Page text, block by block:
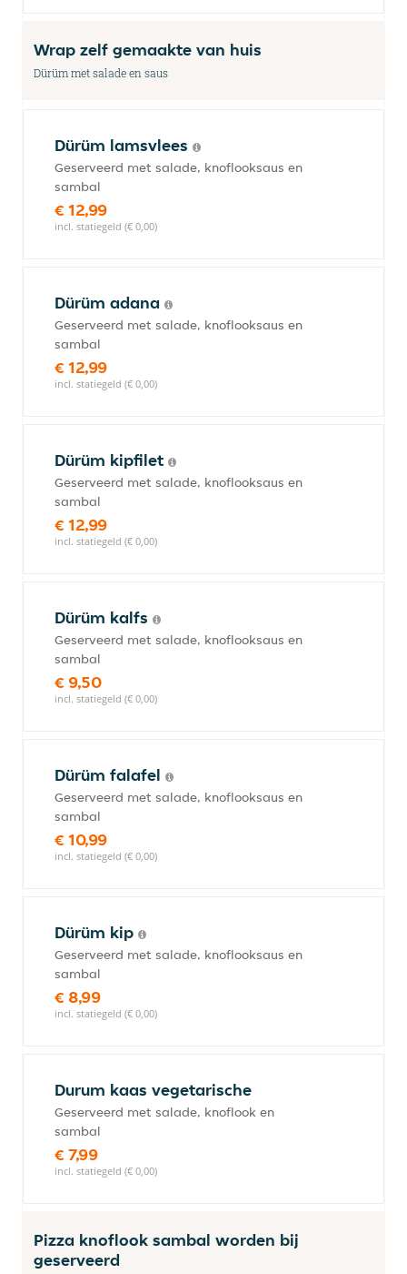
Wrap zelf gemaakte van huis
Dürüm met salade en saus
Dürüm lamsvlees
Geserveerd met salade, knoflooksaus en
sambal
€ 12,99
incl. statiegeld (€ 0,00)
Dürüm adana
Geserveerd met salade, knoflooksaus en
sambal
€ 12,99
incl. statiegeld (€ 0,00)
Dürüm kipfilet
Geserveerd met salade, knoflooksaus en
sambal
€ 12,99
incl. statiegeld (€ 0,00)
Dürüm kalfs
Geserveerd met salade, knoflooksaus en
sambal
€ 9,50
incl. statiegeld (€ 0,00)
Dürüm falafel
Geserveerd met salade, knoflooksaus en
sambal
€ 10,99
incl. statiegeld (€ 0,00)
Dürüm kip
Geserveerd met salade, knoflooksaus en
sambal
€ 8,99
incl. statiegeld (€ 0,00)
Durum kaas vegetarische
Geserveerd met salade, knoflook en
sambal
€ 7,99
incl. statiegeld (€ 0,00)
Pizza knoflook sambal worden bij
geserveerd